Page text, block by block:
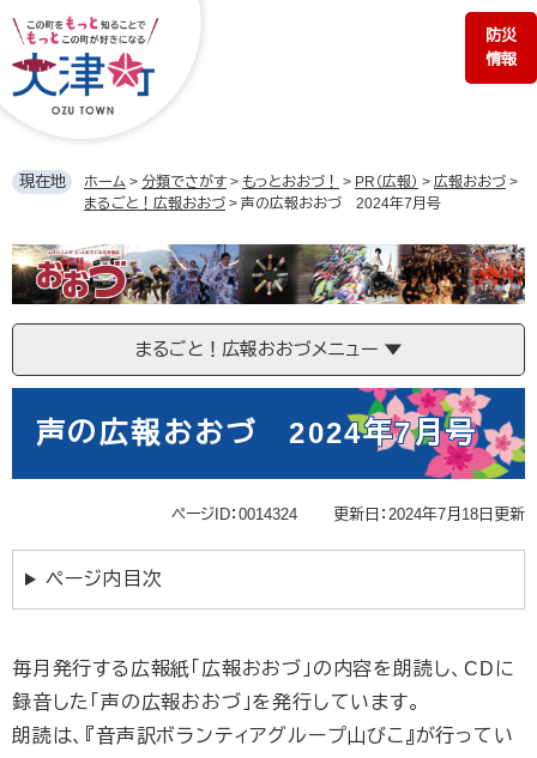
ジ
の
す。
ュ
ー
し
文
防災
情報
現在地 ホーム > 分類でさがす > もっとおおづ！ > PR（広報） > 広報おおづ >
まるごと！広報おおづ > 声の広報おおづ 2024年7月号
ま
る
ご
と！
報
まるごと！広報おおづメニュー
声の広報おおづ 2024年7月号
ページID：0014324 更新日：2024年7月18日更新
ページ内目次
毎月発行する広報紙「広報おおづ」の内容を朗読し、CDに
録音した「声の広報おおづ」を発行しています。
朗読は、『音声訳ボランティアグループ山びこ』が行ってい